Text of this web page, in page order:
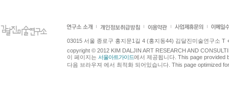
03015 서울 종로구 홍지문1길 4 (홍지동44) 김달진미술연구소 T
copyright © 2012 KIM DALJIN ART RESEARCH AND
이 페이지는 서울아트가이드에서 제공됩니다. This page provided
다음 브라우져 에서 최적화 되어있습니다. This page optimized